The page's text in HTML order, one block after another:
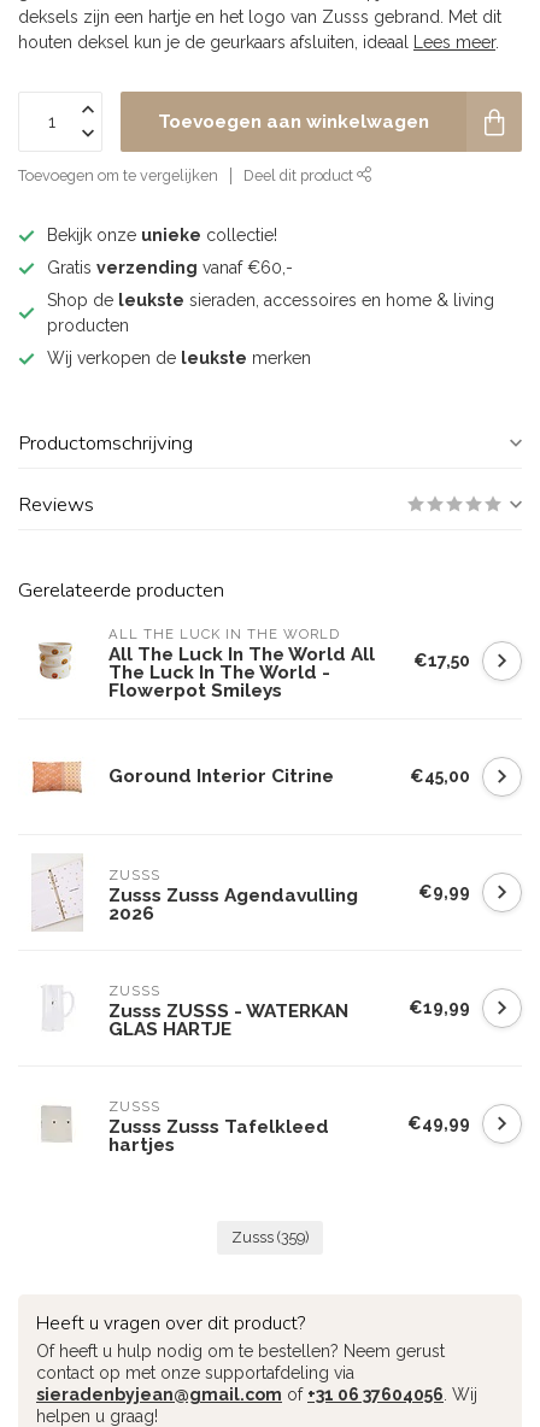
deksels zijn een hartje en het logo van Zusss gebrand. Met dit
houten deksel kun je de geurkaars afsluiten, ideaal
Lees meer.
Toevoegen aan winkelwagen
Toevoegen om te vergelijken Deel dit product
Bekijk onze unieke collectie!
Gratis verzending vanaf €60,-
Shop de leukste sieraden, accessoires en home & living
producten
Wij verkopen de leukste merken
Productomschrijving
Reviews
Gerelateerde producten
ALL THE LUCK IN THE WORLD
All The Luck In The World All
The Luck In The World -
Flowerpot Smileys
€17,50
Goround Interior Citrine €45,00
ZUSSS
Zusss Zusss Agendavulling
2026
€9,99
ZUSSS
Zusss ZUSSS - WATERKAN
GLAS HARTJE
€19,99
ZUSSS
Zusss Zusss Tafelkleed
hartjes
€49,99
Zusss (359)
Heeft u vragen over dit product?
Of heeft u hulp nodig om te bestellen? Neem gerust
contact op met onze supportafdeling via
sieradenbyjean@gmail.com of +31 06 37604056 . Wij
helpen u graag!